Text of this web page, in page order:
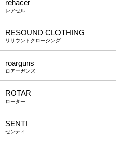
rehacer
レアセル
RESOUND CLOTHING
リサウンドクロージング
roarguns
ロアーガンズ
ROTAR
ローター
SENTI
センティ